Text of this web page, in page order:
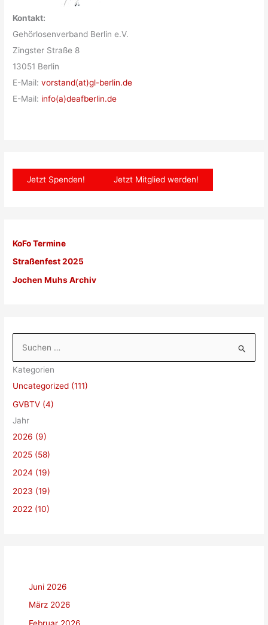
Kontakt:
Gehörlosenverband Berlin e.V.
Zingster Straße 8
13051 Berlin
E-Mail:vorstand(at)gl-berlin.de
E-Mail: info(a)deafberlin.de
Jetzt Spenden! Jetzt Mitglied werden!
KoFo Termine
Straßenfest 2025
Jochen Muhs Archiv
c
h
e
n
n
a
c
Kategorien
Uncategorized (111)
GVBTV (4)
Jahr
2026 (9)
2025 (58)
2024 (19)
2023 (19)
2022 (10)
Juni 2026
März 2026
Februar 2026